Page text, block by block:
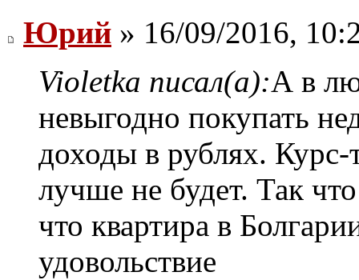
Юрий » 16/09/2016,
Violetka писал(а):А в
невыгодно покупать
доходы в рублях. Курс-
лучше не будет. Так
что квартира в
удовольствие